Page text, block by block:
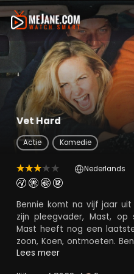
Vet Hard
Actie Komedie
Nederlands
Bennie komt na vijf jaar
zijn pleegvader, Mast,
Mast heeft nog een
zoon, Koen, ontmoeten.
zijn vader te brengen.
Lees meer